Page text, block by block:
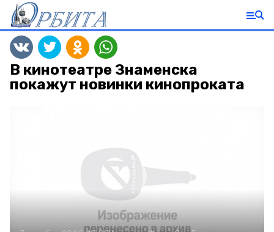
В кинотеатре Знаменска
покажут новинки кинопроката